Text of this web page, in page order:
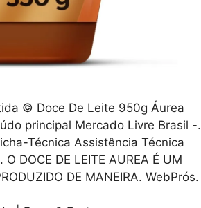
© Doce De Leite 950g Áurea
principal Mercado Livre Brasil -.
Técnica Assistência Técnica
DOCE DE LEITE AUREA É UM
DE MANEIRA. WebPrós.